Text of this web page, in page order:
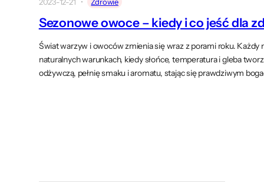
Sezonowe owoce – kiedy i co jeść dla
Świat warzyw i owoców zmienia się wraz z porami roku.
naturalnych warunkach, kiedy słońce, temperatura i gleba
odżywczą, pełnię smaku i aromatu, stając się prawdziwym